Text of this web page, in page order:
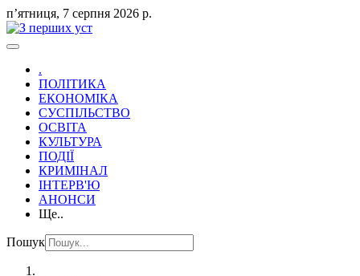
пʼятниця, 7 серпня 2026 р.
.
ПОЛІТИКА
ЕКОНОМІКА
СУСПІЛЬСТВО
ОСВІТА
КУЛЬТУРА
ПОДІЇ
КРИМІНАЛ
ІНТЕРВ'Ю
АНОНСИ
Ще..
Пошук